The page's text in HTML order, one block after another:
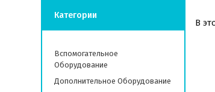
Категории
Вспомогательное
Оборудование
Дополнительное Оборудование
В